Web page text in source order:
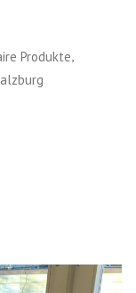
Produkte,